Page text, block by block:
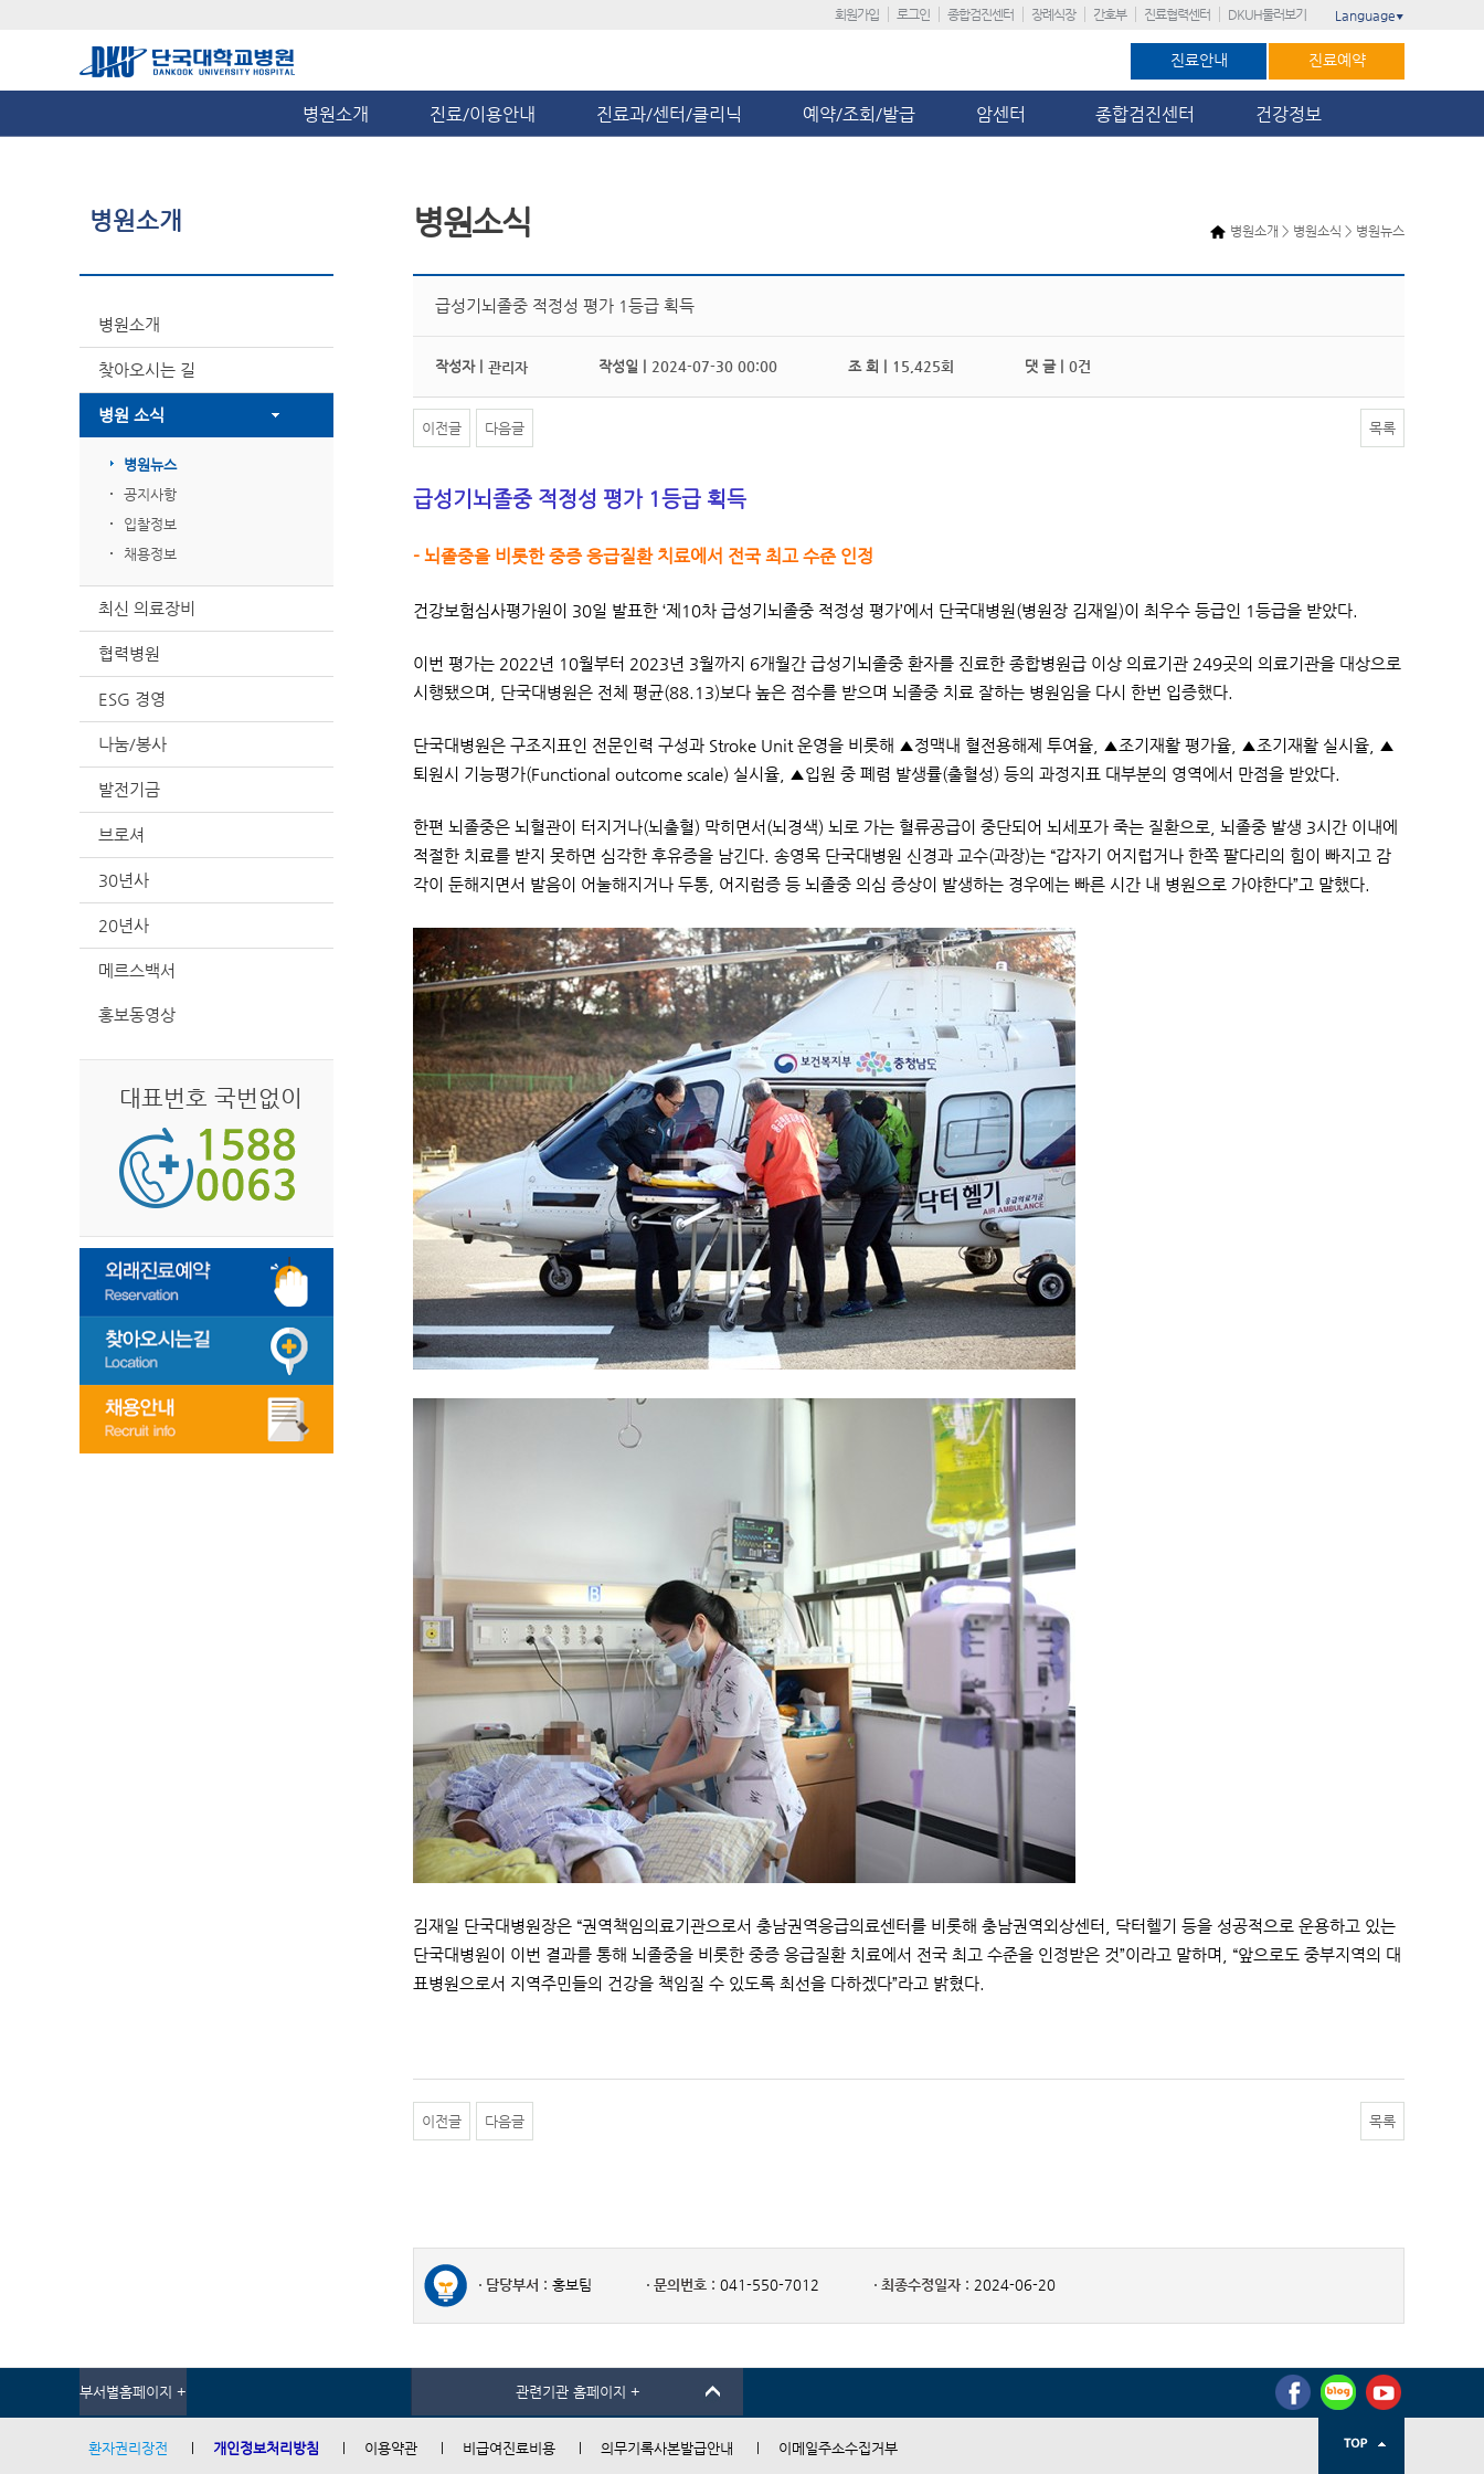
회원가입 로그인 종합검진센터 장례식장 간호부 진료협력센터 DKUH둘러보기 Language ▼
진료안내 진료예약
병원소개 진료/이용안내 진료과/센터/클리닉 예약/조회/발급 암센터 종합검진센터 건강정보
병원소개
병원소개
찾아오시는 길
병원 소식
병원뉴스
공지사항
입찰정보
채용정보
최신 의료장비
협력병원
ESG 경영
나눔/봉사
발전기금
브로셔
30년사
20년사
메르스백서
홍보동영상
대표번호 국번없이
병원소개 > 병원소식 > 병원뉴스
병원소식
급성기뇌졸중 적정성 평가 1등급 획득
작성자 | 관리자 작성일 | 2024-07-30 00:00 조 회 | 15,425회 댓 글 | 0건
이전글 다음글 목록
급성기뇌졸중 적정성 평가 1등급 획득
- 뇌졸중을 비롯한 중증 응급질환 치료에서 전국 최고 수준 인정
건강보험심사평가원이 30일 발표한 ‘제10차 급성기뇌졸중 적정성 평가’에서 단국대병원(병원장 김재일)이 최우수 등급인 1등급을 받았다.
이번 평가는 2022년 10월부터 2023년 3월까지 6개월간 급성기뇌졸중 환자를 진료한 종합병원급 이상 의료기관 249곳의 의료기관을 대상으로
시행됐으며, 단국대병원은 전체 평균(88.13)보다 높은 점수를 받으며 뇌졸중 치료 잘하는 병원임을 다시 한번 입증했다.
단국대병원은 구조지표인 전문인력 구성과 Stroke Unit 운영을 비롯해 ▲정맥내 혈전용해제 투여율, ▲조기재활 평가율, ▲조기재활 실시율, ▲
퇴원시 기능평가(Functional outcome scale) 실시율, ▲입원 중 폐렴 발생률(출혈성) 등의 과정지표 대부분의 영역에서 만점을 받았다.
한편 뇌졸중은 뇌혈관이 터지거나(뇌출혈) 막히면서(뇌경색) 뇌로 가는 혈류공급이 중단되어 뇌세포가 죽는 질환으로, 뇌졸중 발생 3시간 이내에
적절한 치료를 받지 못하면 심각한 후유증을 남긴다. 송영목 단국대병원 신경과 교수(과장)는 “갑자기 어지럽거나 한쪽 팔다리의 힘이 빠지고 감
각이 둔해지면서 발음이 어눌해지거나 두통, 어지럼증 등 뇌졸중 의심 증상이 발생하는 경우에는 빠른 시간 내 병원으로 가야한다”고 말했다.
김재일 단국대병원장은 “권역책임의료기관으로서 충남권역응급의료센터를 비롯해 충남권역외상센터, 닥터헬기 등을 성공적으로 운용하고 있는
단국대병원이 이번 결과를 통해 뇌졸중을 비롯한 중증 응급질환 치료에서 전국 최고 수준을 인정받은 것”이라고 말하며, “앞으로도 중부지역의 대
표병원으로서 지역주민들의 건강을 책임질 수 있도록 최선을 다하겠다”라고 밝혔다.
이전글 다음글 목록
담당부서 : 홍보팀 문의번호 : 041-550-7012 최종수정일자 : 2024-06-20
부서별홈페이지 + 관련기관 홈페이지 +
환자권리장전 개인정보처리방침 이용약관 비급여진료비용 의무기록사본발급안내 이메일주소수집거부